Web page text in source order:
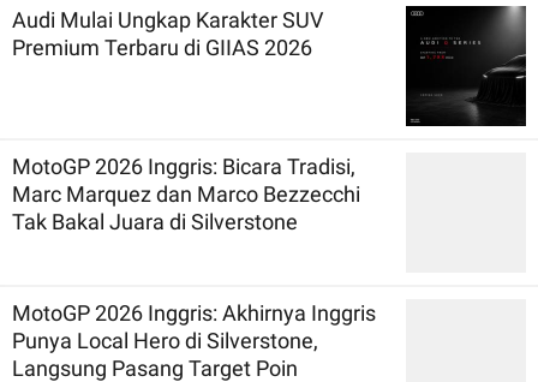
Audi Mulai Ungkap Karakter SUV
Premium Terbaru di GIIAS 2026
MotoGP 2026 Inggris: Bicara Tradisi,
Marc Marquez dan Marco Bezzecchi
Tak Bakal Juara di Silverstone
MotoGP 2026 Inggris: Akhirnya Inggris
Punya Local Hero di Silverstone,
Langsung Pasang Target Poin